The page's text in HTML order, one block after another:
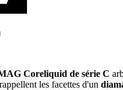
Coreliquid de série C
les facettes d'un